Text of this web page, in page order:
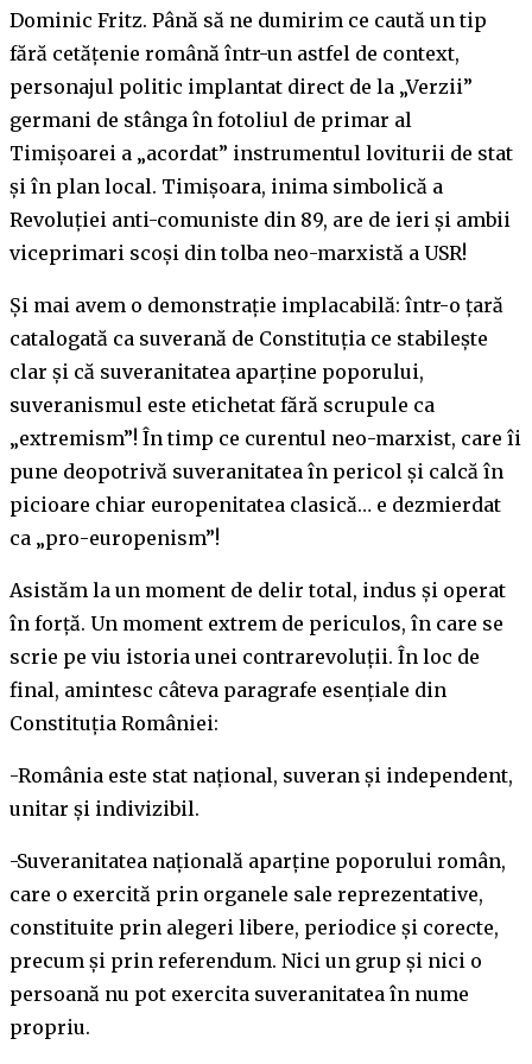
Dominic Fritz. Până să ne dumirim ce caută un tip
fără cetățenie română într-un astfel de context,
personajul politic implantat direct de la „Verzii”
germani de stânga în fotoliul de primar al
Timișoarei a „acordat” instrumentul loviturii de stat
și în plan local. Timișoara, inima simbolică a
Revoluției anti-comuniste din 89, are de ieri și ambii
viceprimari scoși din tolba neo-marxistă a USR!
Și mai avem o demonstrație implacabilă: într-o țară
catalogată ca suverană de Constituția ce stabilește
clar și că suveranitatea aparține poporului,
suveranismul este etichetat fără scrupule ca
„extremism”! În timp ce curentul neo-marxist, care îi
pune deopotrivă suveranitatea în pericol și calcă în
picioare chiar europenitatea clasică… e dezmierdat
ca „pro-europenism”!
Asistăm la un moment de delir total, indus și operat
în forță. Un moment extrem de periculos, în care se
scrie pe viu istoria unei contrarevoluții. În loc de
final, amintesc câteva paragrafe esențiale din
Constituția României:
-România este stat naţional, suveran şi independent,
unitar şi indivizibil.
-Suveranitatea naţională aparţine poporului român,
care o exercită prin organele sale reprezentative,
constituite prin alegeri libere, periodice şi corecte,
precum şi prin referendum. Nici un grup şi nici o
persoană nu pot exercita suveranitatea în nume
propriu.